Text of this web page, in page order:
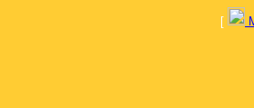
[